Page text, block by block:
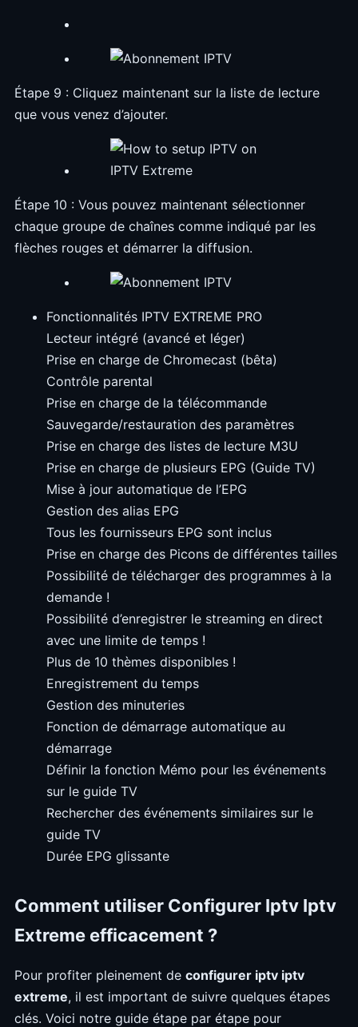
Étape 9 : Cliquez maintenant sur la liste de lecture
que vous venez d’ajouter.
Étape 10 : Vous pouvez maintenant sélectionner
chaque groupe de chaînes comme indiqué par les
flèches rouges et démarrer la diffusion.
Fonctionnalités IPTV EXTREME PRO
Lecteur intégré (avancé et léger)
Prise en charge de Chromecast (bêta)
Contrôle parental
Prise en charge de la télécommande
Sauvegarde/restauration des paramètres
Prise en charge des listes de lecture M3U
Prise en charge de plusieurs EPG (Guide TV)
Mise à jour automatique de l’EPG
Gestion des alias EPG
Tous les fournisseurs EPG sont inclus
Prise en charge des Picons de différentes tailles
Possibilité de télécharger des programmes à la
demande !
Possibilité d’enregistrer le streaming en direct
avec une limite de temps !
Plus de 10 thèmes disponibles !
Enregistrement du temps
Gestion des minuteries
Fonction de démarrage automatique au
démarrage
Définir la fonction Mémo pour les événements
sur le guide TV
Rechercher des événements similaires sur le
guide TV
Durée EPG glissante
Comment utiliser Configurer Iptv Iptv
Extreme efficacement ?
Pour profiter pleinement de configurer iptv iptv
extreme, il est important de suivre quelques étapes
clés. Voici notre guide étape par étape pour